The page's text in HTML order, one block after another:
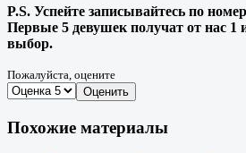
P.S. Успейте записывайтесь по
Первые 5 девушек получат от нас 1
выбор.
Пожалуйста, оцените
Оценить
Похожие материалы